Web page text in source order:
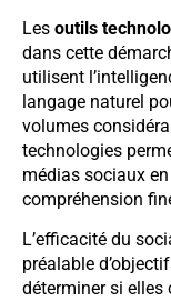
Les outils
dans cette
utilisent
langage naturel
volumes
technologies
médias sociaux
compréhension
L’efficacité du
préalable
déterminer si elles